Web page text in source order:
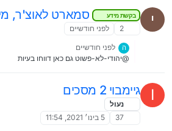
י בקשת מידע סמארט לאוצ'ר,
2 לפני חודשיים
ה
לפני חודשיים
@יהודי-לא-פשוט גם כאן דווחו בעיות
I גיימבוי 2 מסכים
נעול
37
5 בינו׳ 2021, 11:54